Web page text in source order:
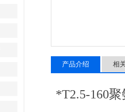
产品介绍 相
*T2.5-160